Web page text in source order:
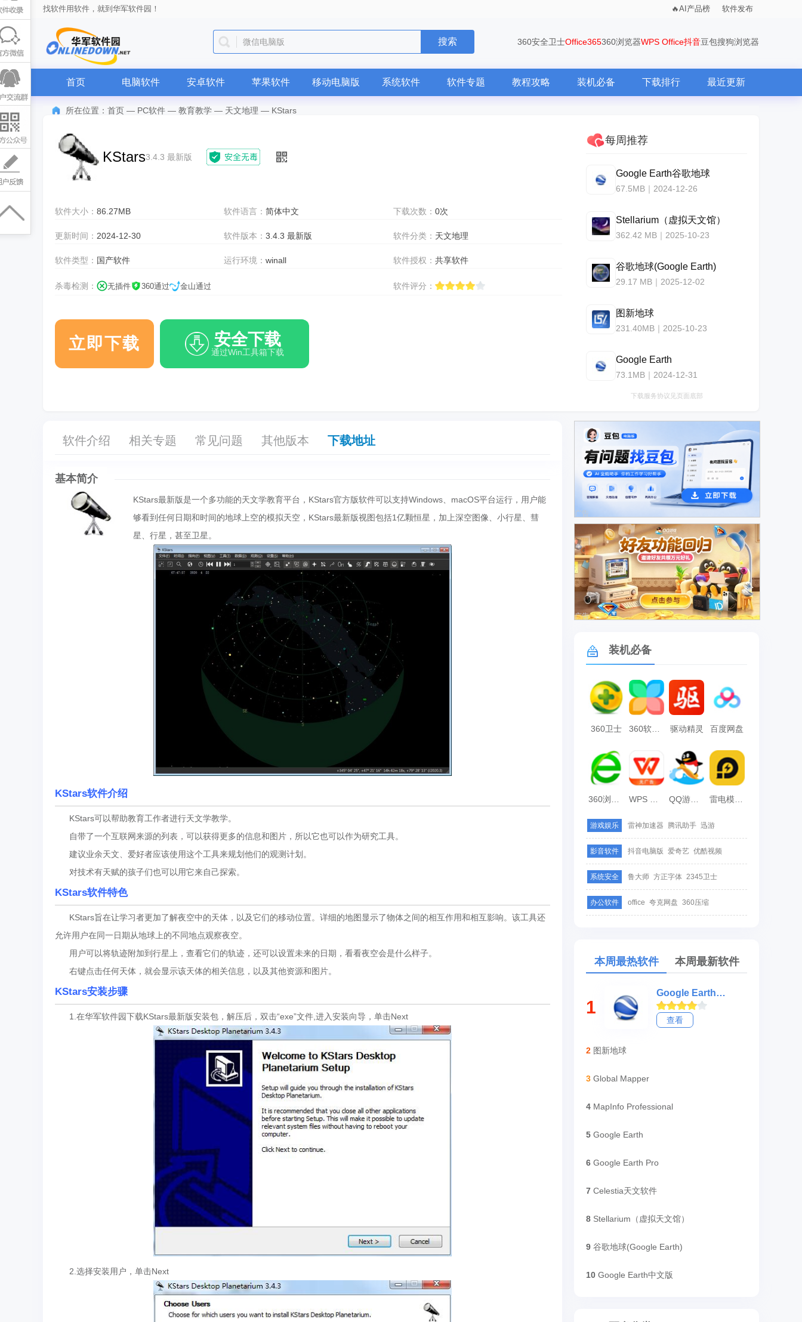
找软件用软件，就到华军软件园！ AI产品榜 软件发布
微信电脑版 搜索 360安全卫士Office365360浏览器WPS Office抖音豆包搜狗浏览器
首页 电脑软件 安卓软件 苹果软件 移动电脑版 系统软件 软件专题 教程攻略 装机必备 下载排行 最近更新
所在位置： 首页 — PC软件 — 教育教学 — 天文地理 — KStars
KStars3.4.3 最新版
软件大小： 86.27MB 软件语言：简体中文 下载次数： 0次
更新时间： 2024-12-30 软件版本：3.4.3 最新版 软件分类： 天文地理
软件类型： 国产软件 运行环境：winall 软件授权： 共享软件
杀毒检测： 无插件 360通过 金山通过 软件评分：
立即下载 安全下载
通过Win工具箱下载
每周推荐
Google Earth谷歌地球
67.5MB｜2024-12-26
Stellarium（虚拟天文馆）
362.42 MB｜2025-10-23
谷歌地球(Google Earth)
29.17 MB｜2025-12-02
图新地球
231.40MB｜2025-10-23
Google Earth
73.1MB｜2024-12-31
下载服务协议见页面底部
软件介绍 相关专题 常见问题 其他版本 下载地址
基本简介
KStars最新版是一个多功能的天文学教育平台，KStars官方版软件可以支持Windows、macOS平台运行，用户能
够看到任何日期和时间的地球上空的模拟天空，KStars最新版视图包括1亿颗恒星，加上深空图像、小行星、彗
星、行星，甚至卫星。
KStars软件介绍
KStars可以帮助教育工作者进行天文学教学。
自带了一个互联网来源的列表，可以获得更多的信息和图片，所以它也可以作为研究工具。
建议业余天文、爱好者应该使用这个工具来规划他们的观测计划。
对技术有天赋的孩子们也可以用它来自己探索。
KStars软件特色
KStars旨在让学习者更加了解夜空中的天体，以及它们的移动位置。详细的地图显示了物体之间的相互作用和相互影响。该工具还
允许用户在同一日期从地球上的不同地点观察夜空。
用户可以将轨迹附加到行星上，查看它们的轨迹，还可以设置未来的日期，看看夜空会是什么样子。
右键点击任何天体，就会显示该天体的相关信息，以及其他资源和图片。
KStars安装步骤
1.在华军软件园下载KStars最新版安装包，解压后，双击“exe”文件,进入安装向导，单击Next
2.选择安装用户，单击Next
广告
广告
装机必备
360卫士 360软件管家 驱动精灵 百度网盘
雷电模拟器
游戏娱乐 雷神加速器 腾讯助手 迅游
影音软件 抖音电脑版 爱奇艺 优酷视频
系统安全 鲁大师 方正字体 2345卫士
办公软件 office 夸克网盘 360压缩
本周最热软件 本周最新软件
1
Google Earth谷歌地球
查看
2 图新地球
3 Global Mapper
4 MapInfo Professional
5 Google Earth
6 Google Earth Pro
7 Celestia天文软件
8 Stellarium（虚拟天文馆）
9 谷歌地球(Google Earth)
10 Google Earth中文版